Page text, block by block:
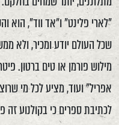
"לארי פלינט" ו"אד ווד", הוא
שכל העולם יודע ומכיר, ולא
מילוש פורמן או טים ברטון.
אפריל" ועוד, מציע לכל מי
לכתיבת ספרים כי בקולנוע